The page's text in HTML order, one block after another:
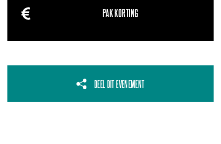
PAK KORTING
DEEL DIT EVENEMENT